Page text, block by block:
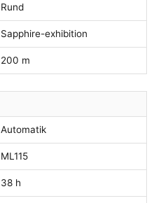
Rund
Sapphire-exhibition
200 m
Automatik
ML115
38 h